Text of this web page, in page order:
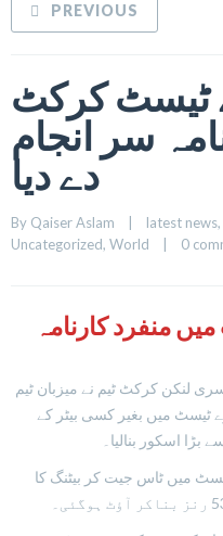
PREVIOUS
ٹیسٹ کرکٹ
سر انجام
دے دیا
By Qaiser Aslam latest news,
Uncategorized, World 0
منفرد کارنامہ
لنکن کرکٹ ٹیم نے میزبان ٹیم
ٹیسٹ میں بغیر کسی بیٹر کے
اسکور بنالیا۔
میں ٹاس جیت کر بیٹنگ کا